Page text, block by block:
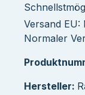
Versand EU:
Normaler
Hersteller: